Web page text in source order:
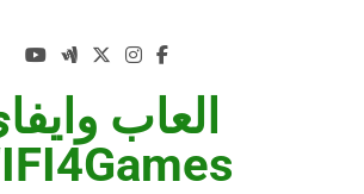
العاب